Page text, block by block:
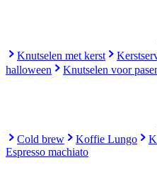
Knutselen met kerst
halloween
Knutselen voor
Cold brew Koffie Lungo
Espresso machiato